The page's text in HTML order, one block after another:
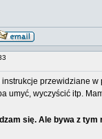
instrukcje przewidziane
umyć, wyczyścić itp.
się. Ale bywa z tym